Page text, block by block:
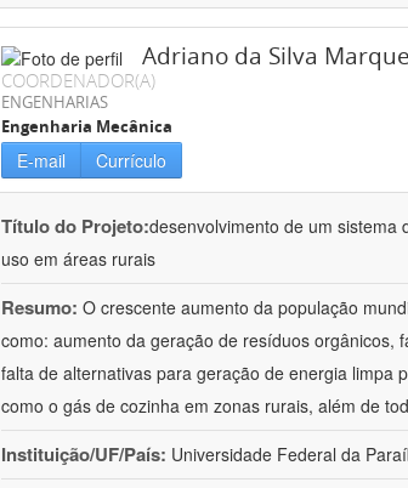
Adriano da Silva
COORDENADOR(A)
ENGENHARIAS
Engenharia Mecânica
E-mail Currículo
Título do Projeto:desenvolvimento de um sistema
uso em áreas rurais
Resumo: O crescente aumento da população
como: aumento da geração de resíduos orgânicos,
falta de alternativas para geração de energia limpa
como o gás de cozinha em zonas rurais, além de
Instituição/UF/País: Universidade Federal da